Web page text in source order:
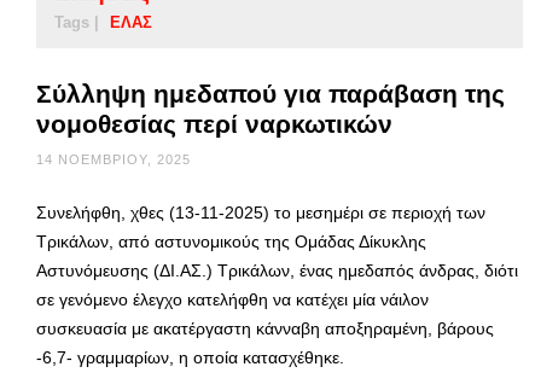
Tags | ΕΛΑΣ
Σύλληψη ημεδαπού για παράβαση της
νομοθεσίας περί ναρκωτικών
14 ΝΟΕΜΒΡΊΟΥ, 2025
Συνελήφθη, χθες (13-11-2025) το μεσημέρι σε περιοχή των
Τρικάλων, από αστυνομικούς της Ομάδας Δίκυκλης
Αστυνόμευσης (ΔΙ.ΑΣ.) Τρικάλων, ένας ημεδαπός άνδρας, διότι
σε γενόμενο έλεγχο κατελήφθη να κατέχει μία νάιλον
συσκευασία με ακατέργαστη κάνναβη αποξηραμένη, βάρους
-6,7- γραμμαρίων, η οποία κατασχέθηκε.